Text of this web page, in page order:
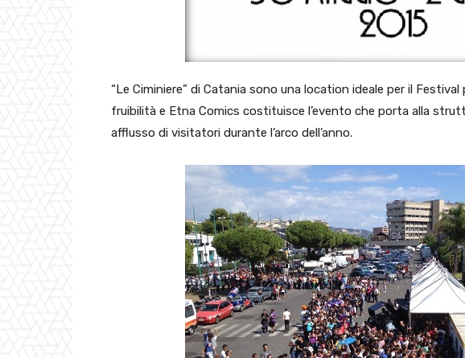
“Le Ciminiere” di Catania sono una location ideale per il
fruibilità e Etna Comics costituisce l’evento che porta alla
afflusso di visitatori durante l’arco dell’anno.